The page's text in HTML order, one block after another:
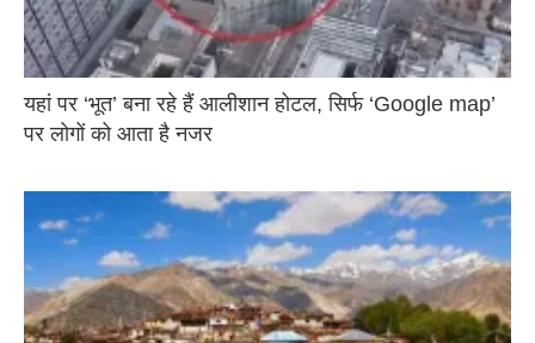
यहां पर ‘भूत’ बना रहे हैं आलीशान होटल, सिर्फ ‘Google map’
पर लोगों को आता है नजर